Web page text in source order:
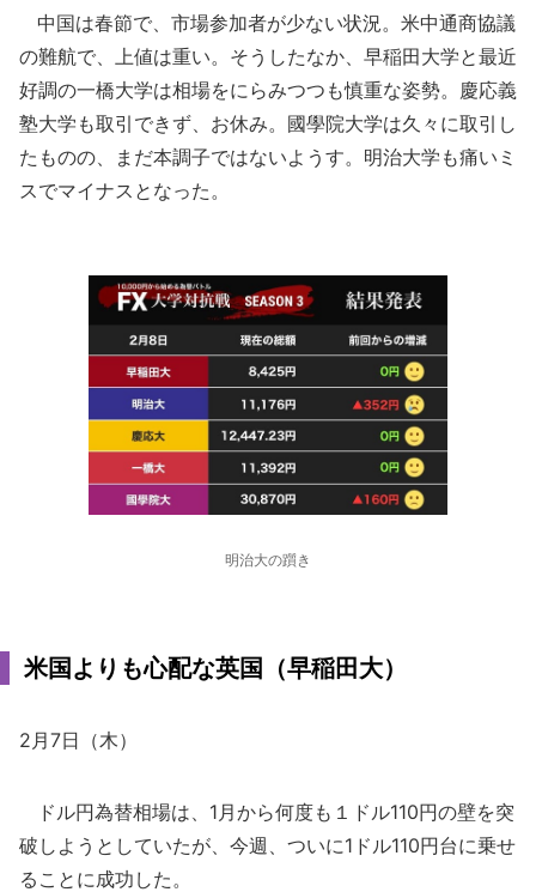
中国は春節で、市場参加者が少ない状況。米中通商協議
の難航で、上値は重い。そうしたなか、早稲田大学と最近
好調の一橋大学は相場をにらみつつも慎重な姿勢。慶応義
塾大学も取引できず、お休み。國學院大学は久々に取引し
たものの、まだ本調子ではないようす。明治大学も痛いミ
スでマイナスとなった。
明治大の躓き
米国よりも心配な英国（早稲田大）
2月7日（木）
ドル円為替相場は、1月から何度も１ドル110円の壁を突
破しようとしていたが、今週、ついに1ドル110円台に乗せ
ることに成功した。